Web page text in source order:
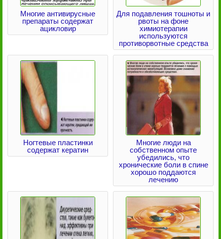
Многие антивирусные
препараты содержат
ацикловир
Для подавления тошноты и
рвоты на фоне
химиотерапии
используются
противорвотные средства
Ногтевые пластинки
содержат кератин
Многие люди на
собственном опыте
убедились, что
хронические боли в спине
хорошо поддаются
лечению